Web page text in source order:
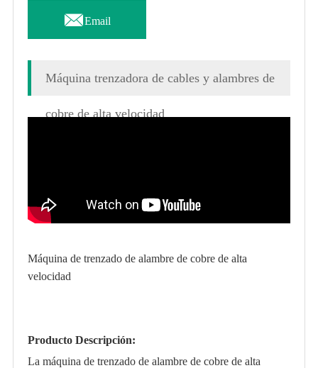
Email
Máquina trenzadora de cables y alambres de
cobre de alta velocidad
Máquina de trenzado de alambre de cobre de alta
velocidad
Producto Descripción:
La máquina de trenzado de alambre de cobre de alta